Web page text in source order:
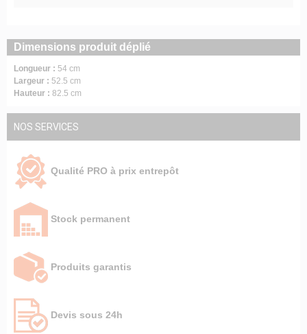
Dimensions produit déplié
Longueur : 54 cm
Largeur : 52.5 cm
Hauteur : 82.5 cm
NOS SERVICES
Qualité PRO à prix entrepôt
Stock permanent
Produits garantis
Devis sous 24h